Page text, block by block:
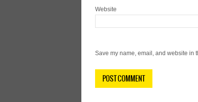
Website
Save my name, email, and website in